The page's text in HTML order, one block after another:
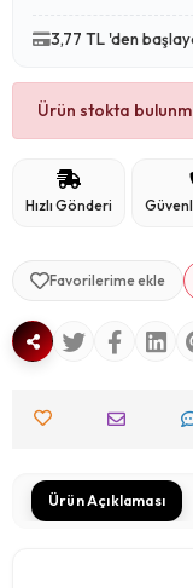
3,77 TL 'den
Ürün stokta
Hızlı Gönderi
Favorilerime ekle
Ürün Açıklaması